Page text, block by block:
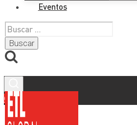
Eventos
Buscar:
Contacto